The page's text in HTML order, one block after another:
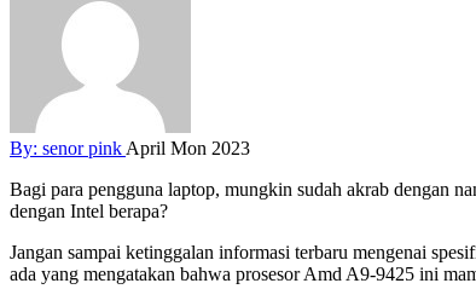
By: senor pink April Mon 2023
Bagi para pengguna laptop, mungkin sudah akrab dengan
dengan Intel berapa?
Jangan sampai ketinggalan informasi terbaru mengenai
ada yang mengatakan bahwa prosesor Amd A9-9425 ini